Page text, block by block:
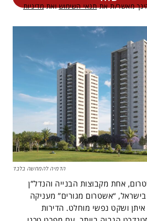
מאשר/ת אתתנאי השימושואתמדיניות
הדמיה להמחשה בלבד
אחת מקבוצות הבנייה והנדל”ן
בישראל, “אשטרום מגורים” מעניקה
איתן ושקט נפשי מוחלט. הדירות